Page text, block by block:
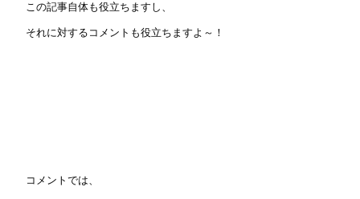
この記事自体も役立ちますし、
それに対するコメントも役立ちますよ～！
コメントでは、